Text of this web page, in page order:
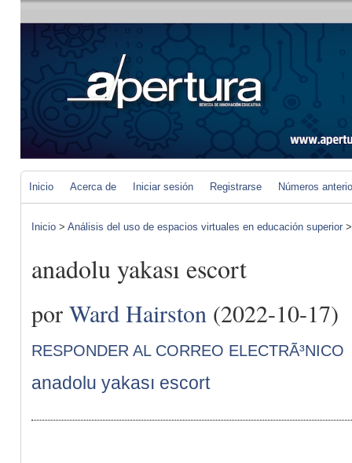
Inicio Acerca de Iniciar sesión Registrarse Números
Inicio > Análisis del uso de espacios virtuales en educación superior
anadolu yakası escort
por Ward Hairston (2022-10-17)
RESPONDER AL CORREO ELECTRÃ³NICO
anadolu yakası escort